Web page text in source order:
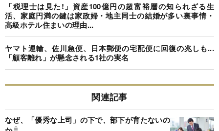
「税理士は見た!」資産100億円の超富裕層の知られざる生
活、家庭円満の鍵は家政婦・地主同士の結婚が多い裏事情・
高級ホテル住まいの理由...
ヤマト運輸、佐川急便、日本郵便の宅配便に回復の兆しも...
「顧客離れ」が懸念される1社の実名
関連記事
なぜ、「優秀な上司」の下で、部下が育たないの